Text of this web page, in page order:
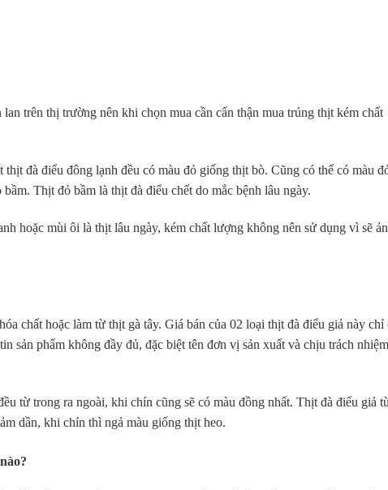
trên thị trường nên khi chọn mua cần cẩn thận mua trúng thịt kém chất
thịt đà điểu đông lạnh đều có màu đỏ giống thịt bò. Cũng có thể có màu
Thịt đỏ bầm là thịt đà điểu chết do mắc bệnh lâu ngày.
hoặc mùi ôi là thịt lâu ngày, kém chất lượng không nên sử dụng vì sẽ
chất hoặc làm từ thịt gà tây. Giá bán của 02 loại thịt đà điểu giả này chỉ
sản phẩm không đầy đủ, đặc biệt tên đơn vị sản xuất và chịu trách
từ trong ra ngoài, khi chín cũng sẽ có màu đồng nhất. Thịt đà điểu giả
dần, khi chín thì ngả màu giống thịt heo.